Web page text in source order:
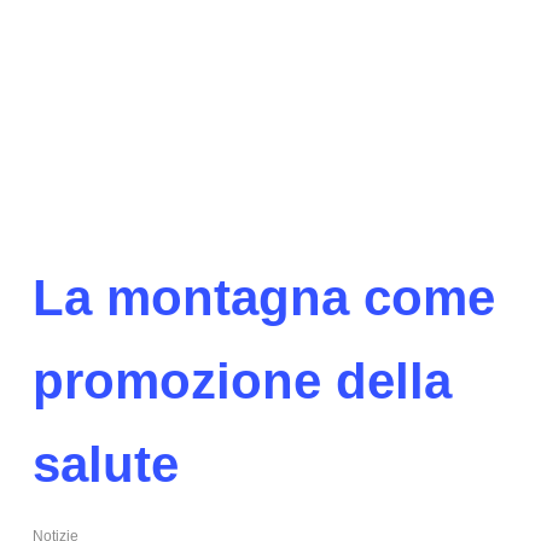
La montagna come
promozione della
salute
Notizie